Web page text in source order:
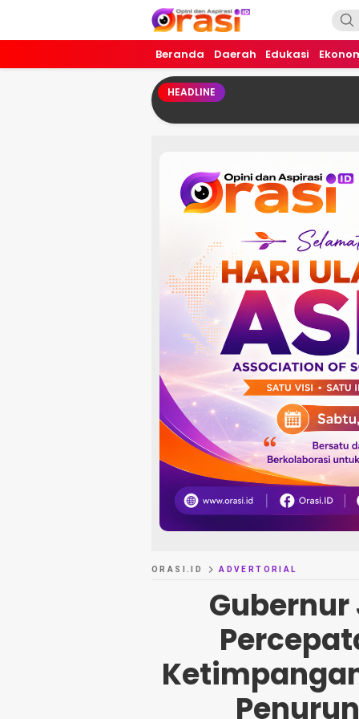
Orasi.ID
Opini dan Aspirasi!
Beranda Daerah Edukasi
HEADLINE
ORASI.ID ADVERTORIAL